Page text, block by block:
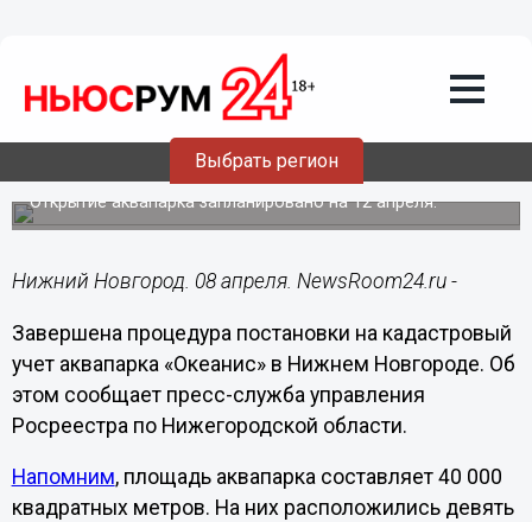
Выбрать регион
08.04.202217:52
Нижегородский «Океанис» встал на
кадастровый учет
Открытие аквапарка запланировано на 12 апреля.
Нижний Новгород. 08 апреля. NewsRoom24.ru -
Завершена процедура постановки на кадастровый
учет аквапарка «Океанис» в Нижнем Новгороде. Об
этом сообщает пресс-служба управления
Росреестра по Нижегородской области.
Напомним, площадь аквапарка составляет 40 000
квадратных метров. На них расположились девять